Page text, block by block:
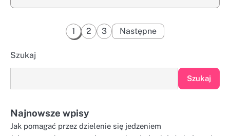
Stronicowanie
1 2 3 Następne
Szukaj
Szukaj
Najnowsze wpisy
Jak pomagać przez dzielenie się jedzeniem